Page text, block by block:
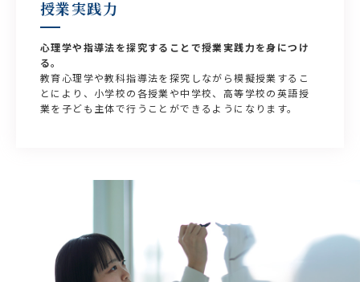
授業実践力
心理学や指導法を探究することで授業実践力を身につけ
る。
教育心理学や教科指導法を探究しながら模擬授業するこ
とにより、小学校の各授業や中学校、高等学校の英語授
業を子ども主体で行うことができるようになります。